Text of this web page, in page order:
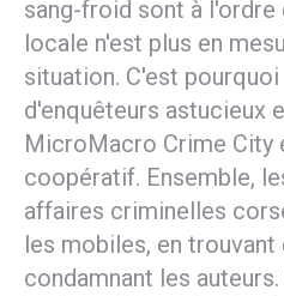
sang-froid sont à l'ordre
locale n'est plus en
situation. C'est
d'enquêteurs astucieux
MicroMacro Crime City
coopératif. Ensemble,
affaires criminelles
les mobiles, en trouvant
condamnant les